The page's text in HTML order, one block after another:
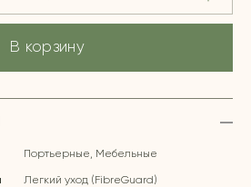
В корзину
Портьерные, Мебельные
Легкий уход (FibreGuard)